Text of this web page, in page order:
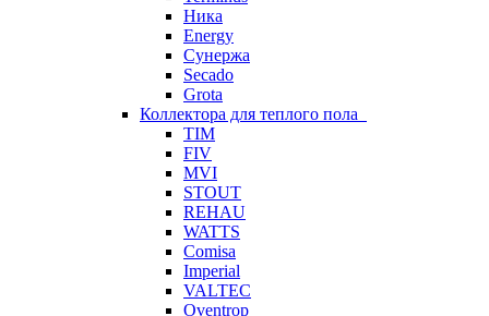
Ника
Energy
Сунержа
Secado
Grota
Коллектора для теплого пола
TIM
FIV
MVI
STOUT
REHAU
WATTS
Comisa
Imperial
VALTEC
Oventrop